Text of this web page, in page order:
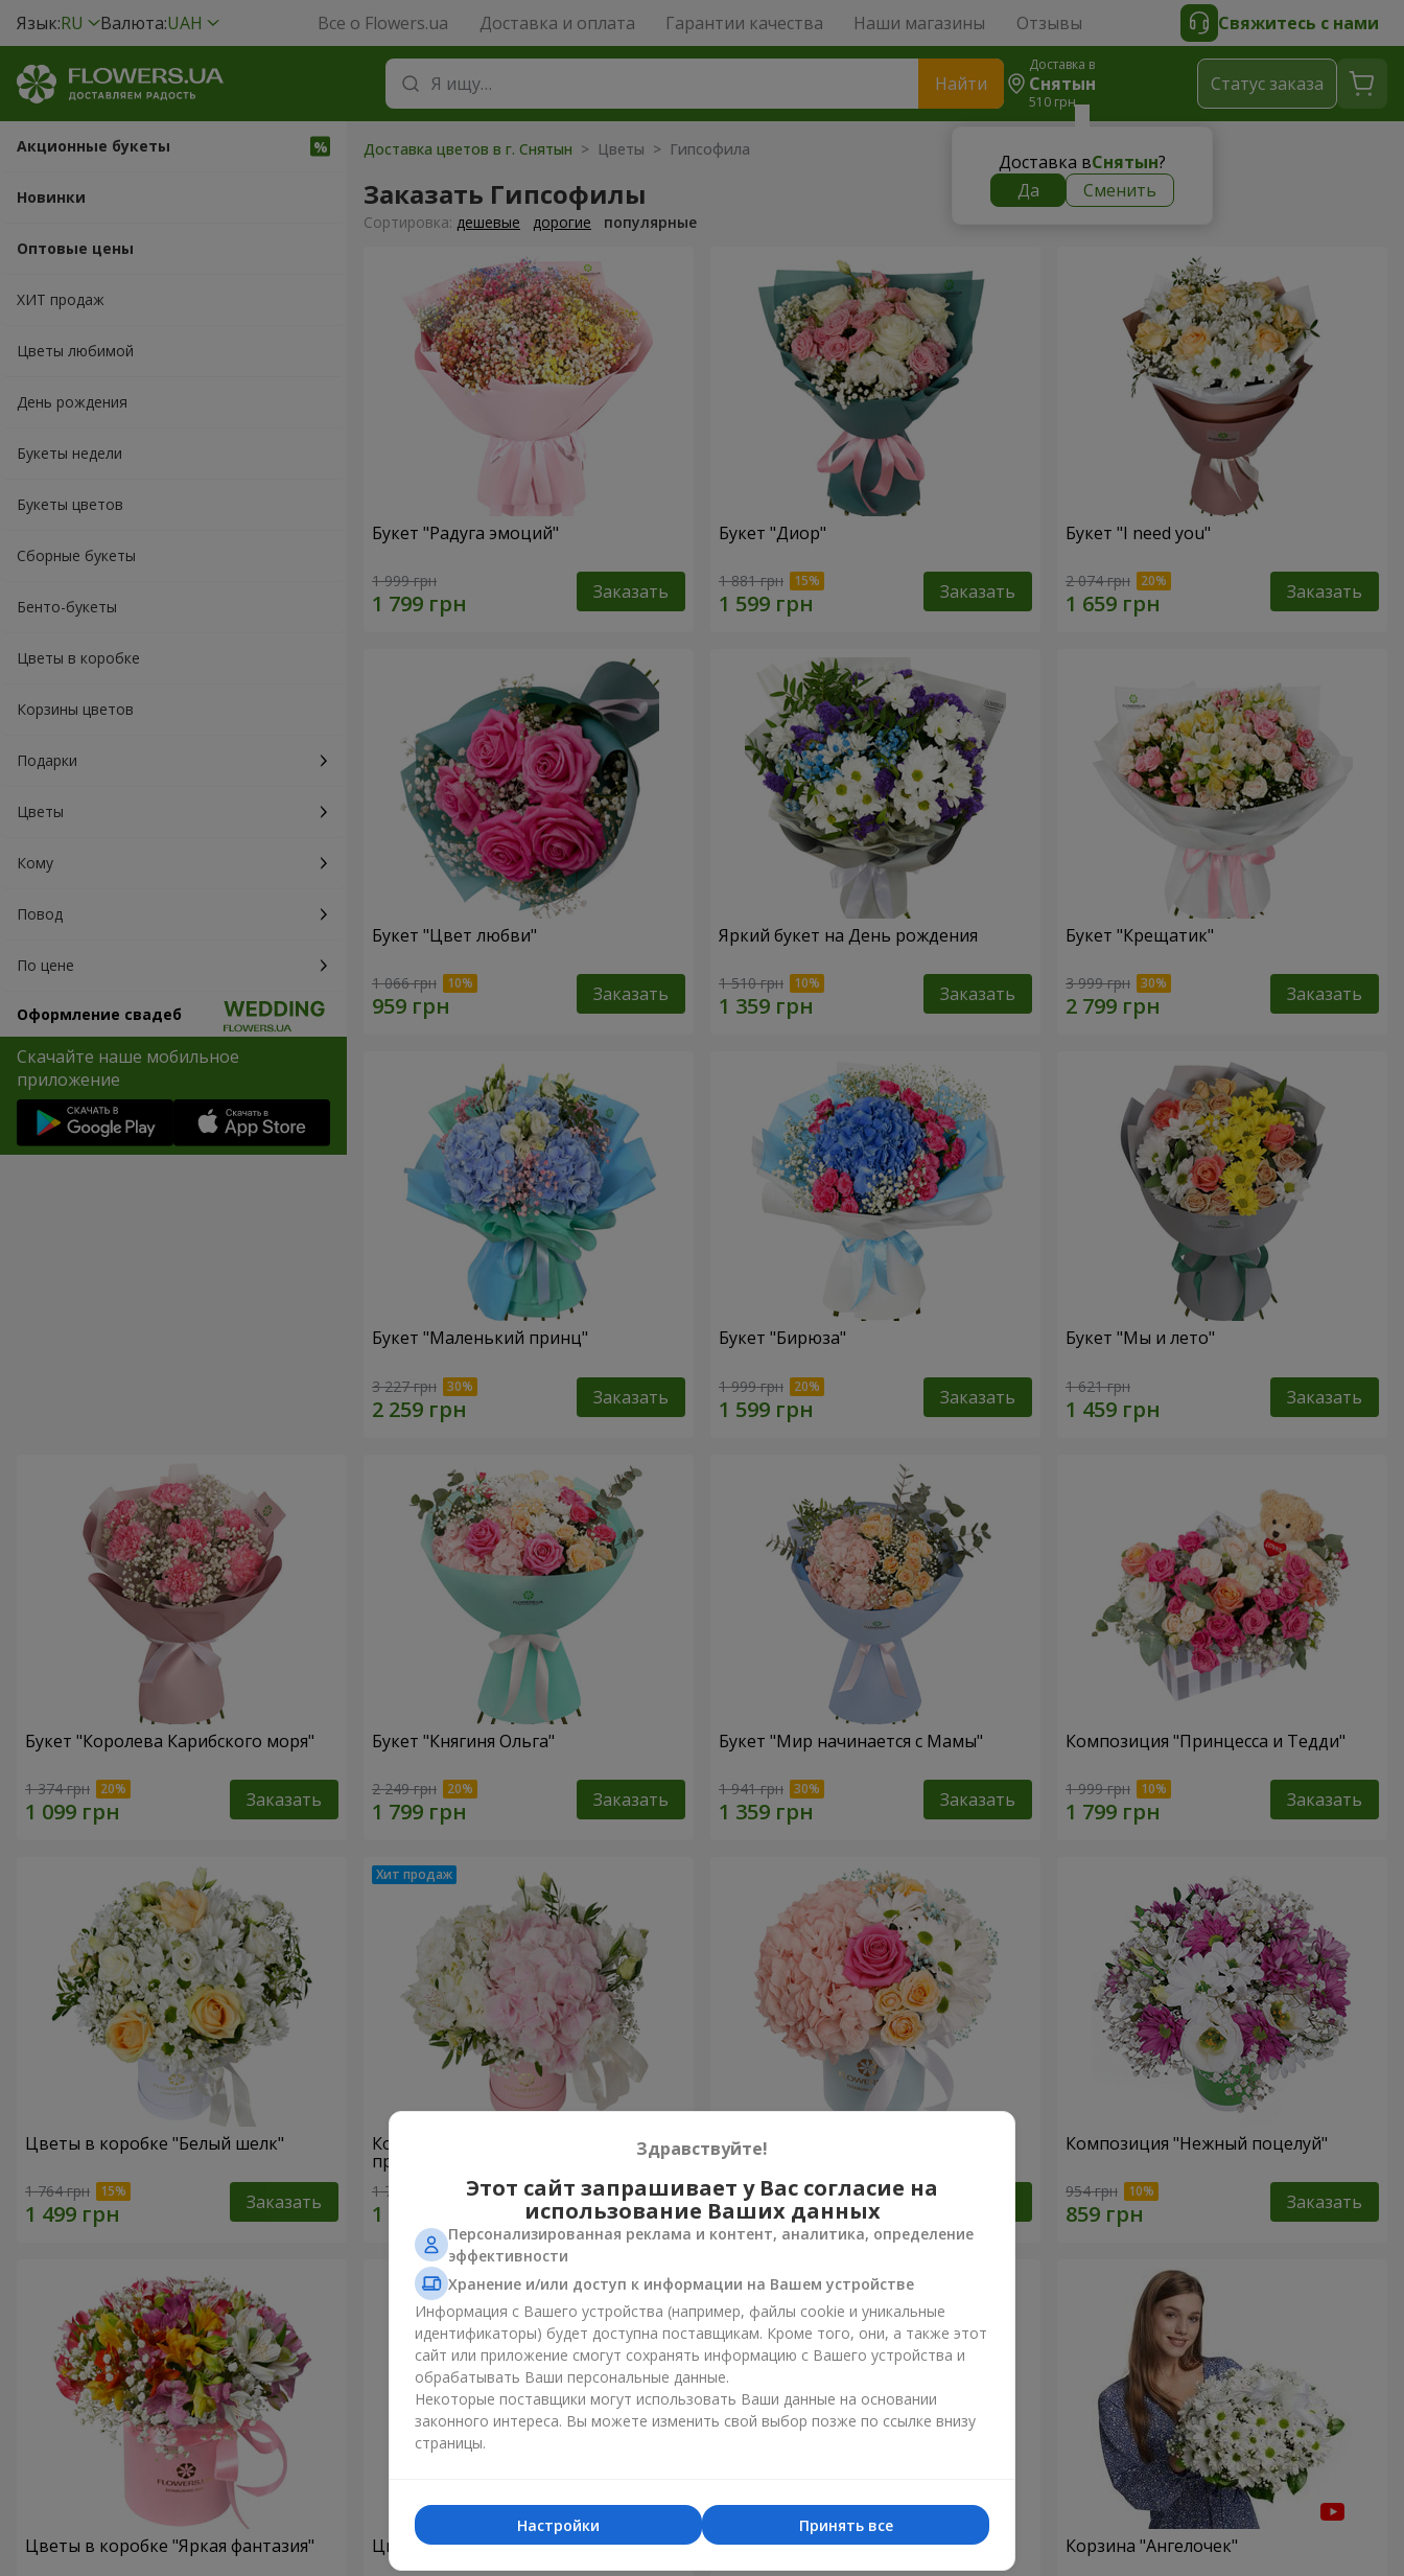
Язык:RU Валюта:UAH Все о Flowers.ua Доставка и оплата Гарантии качества Наши магазины Отзывы Свяжитесь с нами
Найти
Доставка в
Снятын
510 грн
Доставка вСнятын?
Да
Сменить
Cтатус заказа
Акционные букеты
Новинки
Оптовые цены
ХИТ продаж
Цветы любимой
День рождения
Букеты недели
Букеты цветов
Сборные букеты
Бенто-букеты
Цветы в коробке
Корзины цветов
Подарки
Цветы
Кому
Повод
По цене
Оформление свадеб
Скачайте наше мобильное
приложение
Доставка цветов в г. Снятын > Цветы > Гипсофила
Заказать Гипсофилы
Cортировка: дешевые дорогие популярные
Букет "Радуга эмоций"
1 999 грн Заказать
Букет "Диор"
1 881 грн Заказать
Букет "I need you"
2 074 грн Заказать
Букет "Цвет любви"
1 066 грн Заказать
Яркий букет на День рождения
1 510 грн Заказать
Букет "Крещатик"
3 999 грн Заказать
Букет "Маленький принц"
3 227 грн Заказать
Букет "Бирюза"
1 999 грн Заказать
Букет "Мы и лето"
1 621 грн Заказать
Букет "Королева Карибского моря"
1 374 грн Заказать
Букет "Княгиня Ольга"
2 249 грн Заказать
Букет "Мир начинается с Мамы"
1 941 грн Заказать
Композиция "Принцесса и Тедди"
1 999 грн Заказать
Цветы в коробке "Белый шелк"
1 764 грн Заказать
Композиция "Нежное
прикосновение"
1 732 грн Заказать
Цветы в коробке "Счастья не
избежать"
1 599 грн
Композиция "Нежный поцелуй"
954 грн Заказать
Цветы в коробке "Яркая фантазия" Цветы в коробке "Соломия" Цветы в коробке "Помпадур" Корзина "Ангелочек"
Здравствуйте!
Этот сайт запрашивает у Вас согласие на
использование Ваших данных
Персонализированная реклама и контент, аналитика, определение
эффективности
Хранение и/или доступ к информации на Вашем устройстве
Информация с Вашего устройства (например, файлы cookie и уникальные
идентификаторы) будет доступна поставщикам. Кроме того, они, а также этот
сайт или приложение смогут сохранять информацию с Вашего устройства и
обрабатывать Ваши персональные данные.
Некоторые поставщики могут использовать Ваши данные на основании
законного интереса. Вы можете изменить свой выбор позже по ссылке внизу
страницы.
Принять все
Настройки